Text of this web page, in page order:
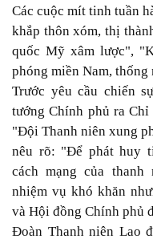
Các cuộc mít tinh tuần
khắp thôn xóm, thị
quốc Mỹ xâm lược",
phóng miền Nam, thống
Trước yêu cầu chiến
tướng Chính phủ ra
"Đội Thanh niên xung
nêu rõ: "Để phát huy
cách mạng của
nhiệm vụ khó khăn
và Hội đồng Chính phủ
Đoàn Thanh niên Lao